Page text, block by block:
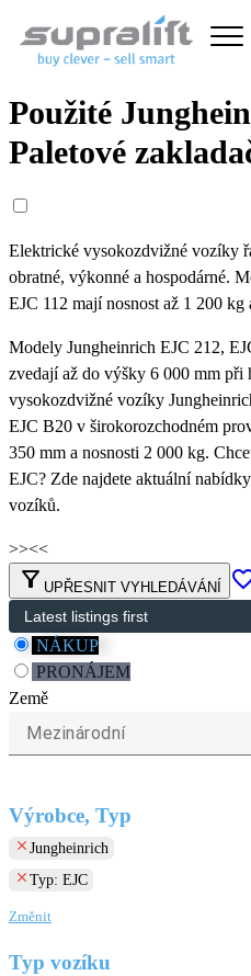
Použité
Paletové
Elektrické vysokozdvižné vozíky
obratné, výkonné a hospodárné.
EJC 112 mají nosnost až 1 200
Modely Jungheinrich EJC 212,
zvedají až do výšky 6 000 mm
vysokozdvižné vozíky
EJC B20 v širokorozchodném
350 mm a nosnosti 2 000 kg.
EJC? Zde najdete aktuální
vozíků.
>><<
filter_alt UPŘESNIT VYHLEDÁVÁNÍ
NÁKUP
PRONÁJEM
Země
Mezinárodní
Výrobce, Typ
clear Jungheinrich
clear Typ: EJC
Změnit
Typ vozíku